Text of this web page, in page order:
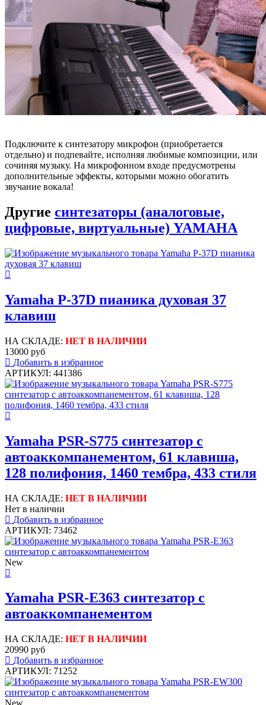
Подключите к синтезатору микрофон (приобретается
отдельно) и подпевайте, исполняя любимые композиции, или
сочиняя музыку. На микрофонном входе предусмотрены
дополнительные эффекты, которыми можно обогатить
звучание вокала!
Другие синтезаторы (аналоговые,
цифровые, виртуальные) YAMAHA
Yamaha P-37D пианика духовая 37
клавиш
НА СКЛАДЕ: НЕТ В НАЛИЧИИ
13000 руб
Добавить в избранное
АРТИКУЛ: 441386
Yamaha PSR-S775 синтезатор с
автоаккомпанементом, 61 клавиша,
128 полифония, 1460 тембра, 433 стиля
НА СКЛАДЕ: НЕТ В НАЛИЧИИ
Нет в наличии
Добавить в избранное
АРТИКУЛ: 73462
New
Yamaha PSR-E363 синтезатор с
автоаккомпанементом
НА СКЛАДЕ: НЕТ В НАЛИЧИИ
20990 руб
Добавить в избранное
АРТИКУЛ: 71252